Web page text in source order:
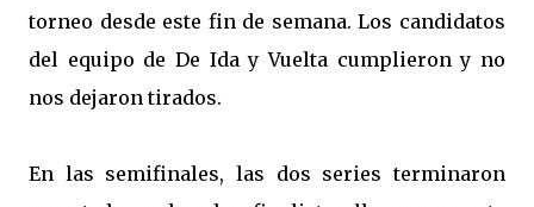
torneo desde este fin de semana. Los candidatos
del equipo de De Ida y Vuelta cumplieron y no
nos dejaron tirados.
En las semifinales, las dos series terminaron